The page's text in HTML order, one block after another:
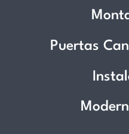
Puertas